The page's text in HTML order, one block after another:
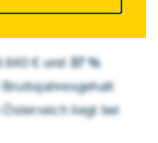
€ und 37 %
Brutto­jahres­gehalt
liegt bei